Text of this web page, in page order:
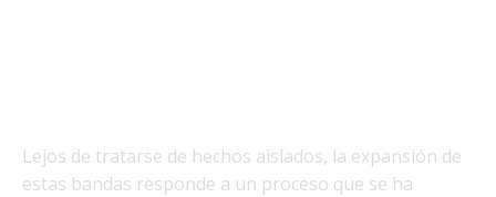
Lejos de tratarse de hechos aislados, la expansión de
estas bandas responde a un proceso que se ha